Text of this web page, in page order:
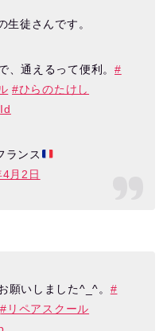
徒さんです。
、通えるって便利。#
#ひらのたけし
ランス
月2日
願いしました^_^。 #
#リペアスクール